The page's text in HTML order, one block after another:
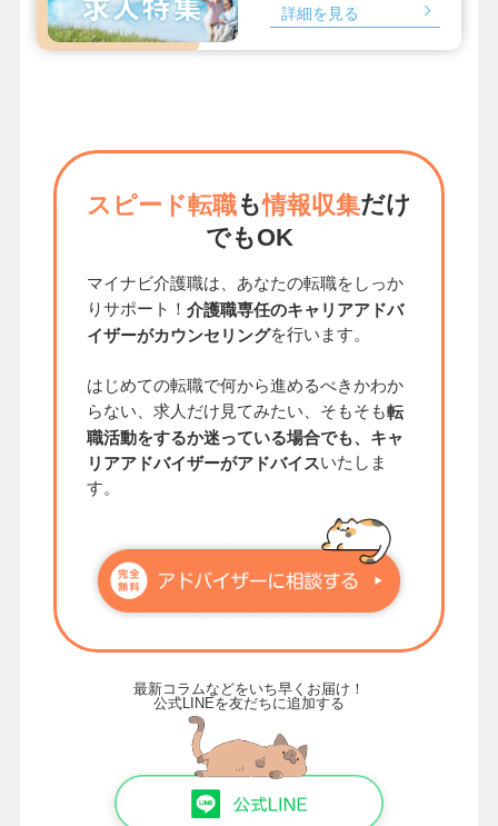
詳細を見る
スピード転職も情報収集だけ
でもOK
マイナビ介護職は、あなたの転職をしっか
りサポート！ 介護職専任のキャリアアドバ
イザーがカウンセリングを行います。
はじめての転職で何から進めるべきかわか
らない、求人だけ見てみたい、そもそも転
職活動をするか迷っている場合でも、キャ
リアアドバイザーがアドバイスいたしま
す。
最新コラムなどをいち早くお届け！
公式LINEを友だちに追加する